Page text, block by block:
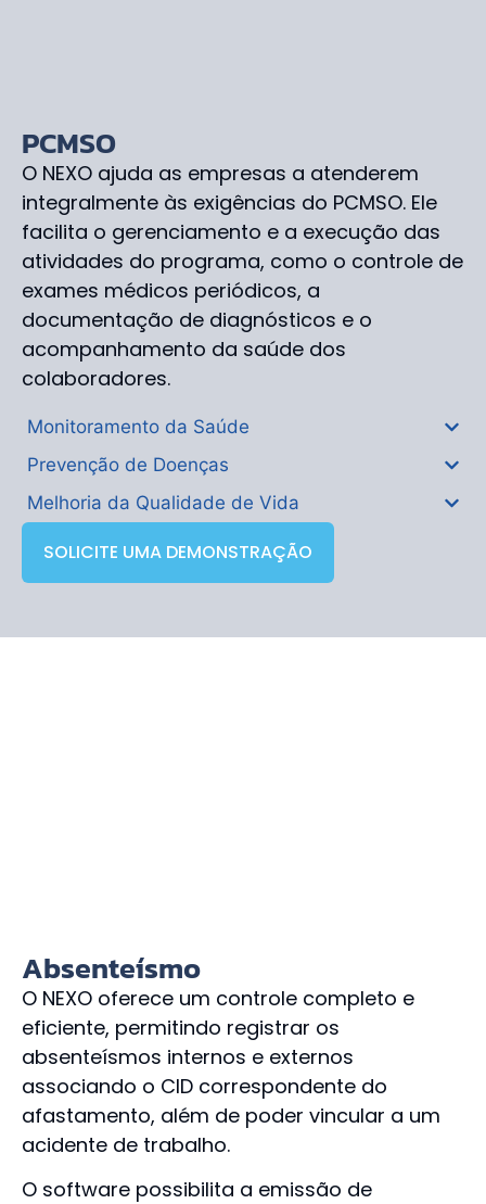
PCMSO
O NEXO ajuda as empresas a atenderem
integralmente às exigências do PCMSO. Ele
facilita o gerenciamento e a execução das
atividades do programa, como o controle de
exames médicos periódicos, a
documentação de diagnósticos e o
acompanhamento da saúde dos
colaboradores.
Monitoramento da Saúde
Prevenção de Doenças
Melhoria da Qualidade de Vida
SOLICITE UMA DEMONSTRAÇÃO
Absenteísmo
O NEXO oferece um controle completo e
eficiente, permitindo registrar os
absenteísmos internos e externos
associando o CID correspondente do
afastamento, além de poder vincular a um
acidente de trabalho.
O software possibilita a emissão de